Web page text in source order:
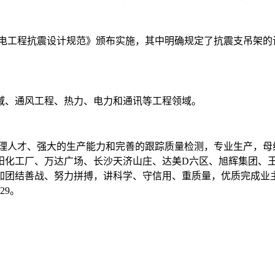
工程抗震设计规范》颁布实施，其中明确规定了抗震支吊架
通风工程、热力、电力和通讯等工程领域。
才、强大的生产能力和完善的跟踪质量检测，专业生产，
工厂、万达广场、长沙天济山庄、达美D六区、旭辉集团
结善战、努力拼搏，讲科学、守信用、重质量，优质完成
。